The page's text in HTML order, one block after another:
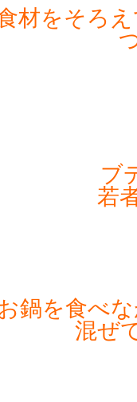
材をそろ
ブ
若
鍋を食べ
混ぜ